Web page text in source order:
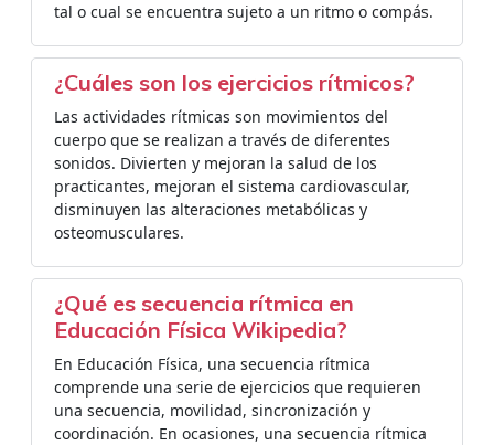
tal o cual se encuentra sujeto a un ritmo o compás.
¿Cuáles son los ejercicios rítmicos?
Las actividades rítmicas son movimientos del
cuerpo que se realizan a través de diferentes
sonidos. Divierten y mejoran la salud de los
practicantes, mejoran el sistema cardiovascular,
disminuyen las alteraciones metabólicas y
osteomusculares.
¿Qué es secuencia rítmica en
Educación Física Wikipedia?
En Educación Física, una secuencia rítmica
comprende una serie de ejercicios que requieren
una secuencia, movilidad, sincronización y
coordinación. En ocasiones, una secuencia rítmica